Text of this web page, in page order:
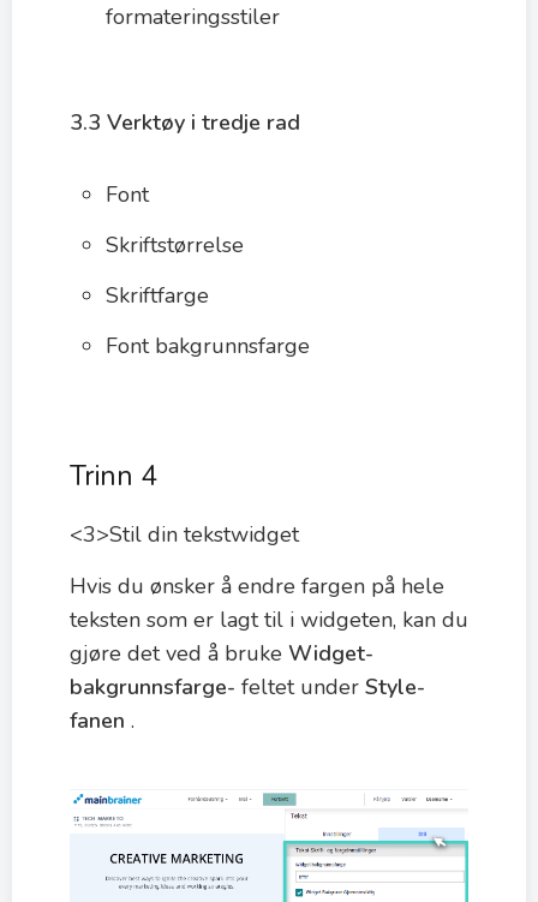
formateringsstiler
3.3 Verktøy i tredje rad
Font
Skriftstørrelse
Skriftfarge
Font bakgrunnsfarge
Trinn 4
<3>Stil din tekstwidget
Hvis du ønsker å endre fargen på hele
teksten som er lagt til i widgeten, kan du
gjøre det ved å bruke Widget-
bakgrunnsfarge- feltet under Style-
fanen .